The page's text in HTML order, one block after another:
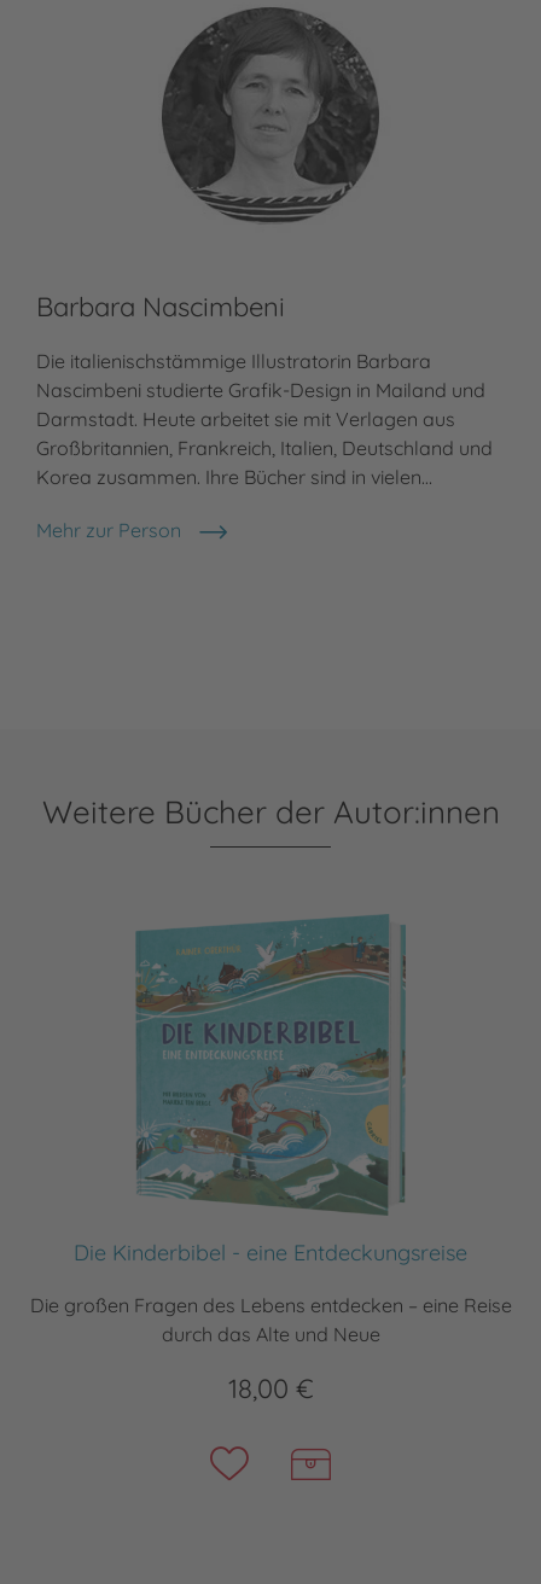
Barbara Nascimbeni
Die italienischstämmige Illustratorin Barbara
Nascimbeni studierte Grafik-Design in Mailand und
Darmstadt. Heute arbeitet sie mit Verlagen aus
Großbritannien, Frankreich, Italien, Deutschland und
Korea zusammen. Ihre Bücher sind in vielen…
Mehr zur Person
Barbara Nascimbeni
Weitere Bücher der Autor:innen
Die Kinderbibel - eine Entdeckungsreise
Die großen Fragen des Lebens entdecken – eine Reise
durch das Alte und Neue
18,00 €